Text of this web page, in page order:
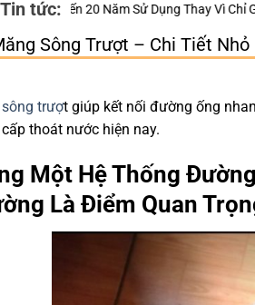
Tin tức:
Thay Vì Chỉ Giá Thành? Thiết bị điện
Sông Trượt – Chi Tiết
trượt giúp kết nối đường ống
thoát nước hiện nay.
Một Hệ Thống
Là Điểm Quan